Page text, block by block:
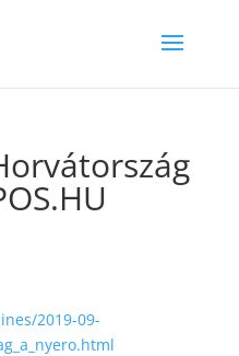
2019-09-